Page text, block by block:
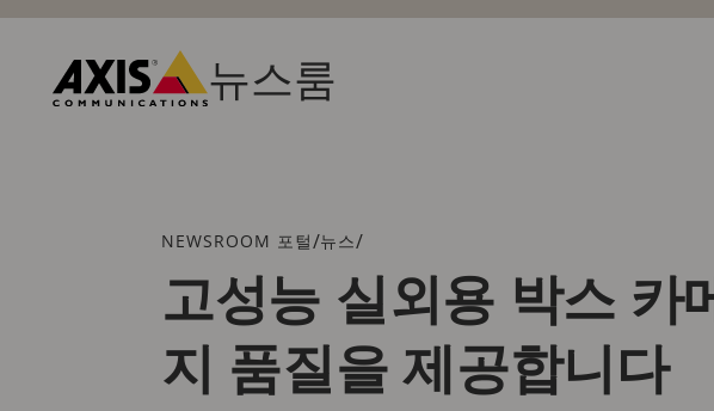
주
뉴스룸
브
크
럼
NEWSROOM 포털/뉴스/
고성능 실외용 박스 카
지 품질을 제공합니다